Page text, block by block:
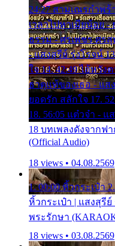
24:27 สามเณรกำพร้
เวลาไปหาเมียน้อย -
ธรรม - ศรเพชร ศร
- แสงสุรีย์ รุ่งโรจน์
ใจ 14. 42:49 ไอ้หวั
ธาตุแท้ของเธอ - แส
ยอดรัก สลักใจ 17.
18. 56:05 แต๋วจ๋า - แ
18 บทเพลงดังจากฟ
(Official Audio)
18 views • 04.08.2569
1. 00:00 หิ้วกระเป๋า
หิ้วกระเป๋า | แสงสุรี
พระรักษา
18 views • 03.08.2569